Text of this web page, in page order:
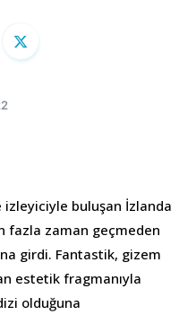
izleyiciyle buluşan İzlanda
fazla zaman geçmeden
girdi. Fantastik, gizem
estetik fragmanıyla
olduğuna